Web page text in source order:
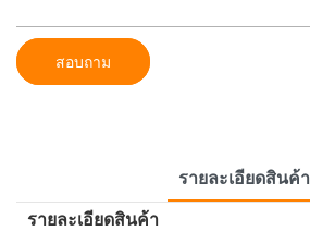
สอบถาม
รายละเอียดสินค้า
รายละเอียดสินค้า